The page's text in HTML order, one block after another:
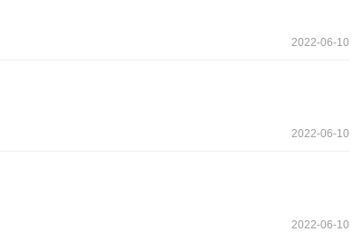
2022-06-10
2022-06-10
2022-06-10